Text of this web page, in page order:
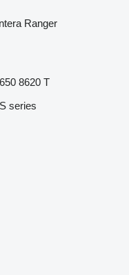
Ranger
8620 T
S series